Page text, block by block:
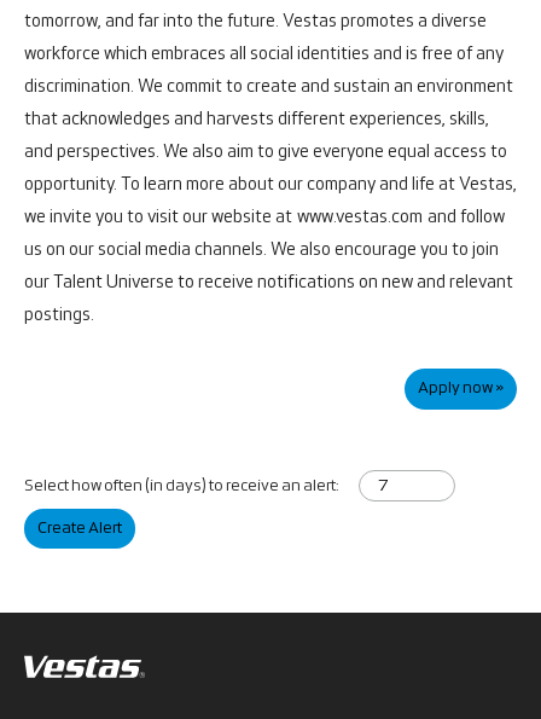
tomorrow, and far into the future. Vestas promotes a diverse
workforce which embraces all social identities and is free of any
discrimination. We commit to create and sustain an environment
that acknowledges and harvests different experiences, skills,
and perspectives. We also aim to give everyone equal access to
opportunity.
To learn more about our company and life at Vestas,
we invite you to visit our website at www.vestas.com and follow
us on our social media channels. We also encourage you to join
our Talent Universe to receive notifications on new and relevant
postings.
Apply now »
Select how often (in days) to receive an alert:
Create Alert